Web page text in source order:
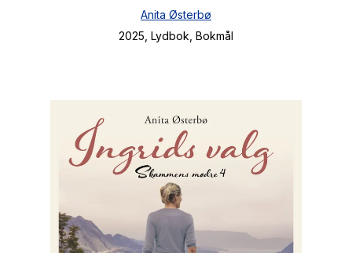
Fury Bound - Sable Sorensen
Hypopressiv trening
Anita Østerbø
2025 , Lydbok , Bokmål